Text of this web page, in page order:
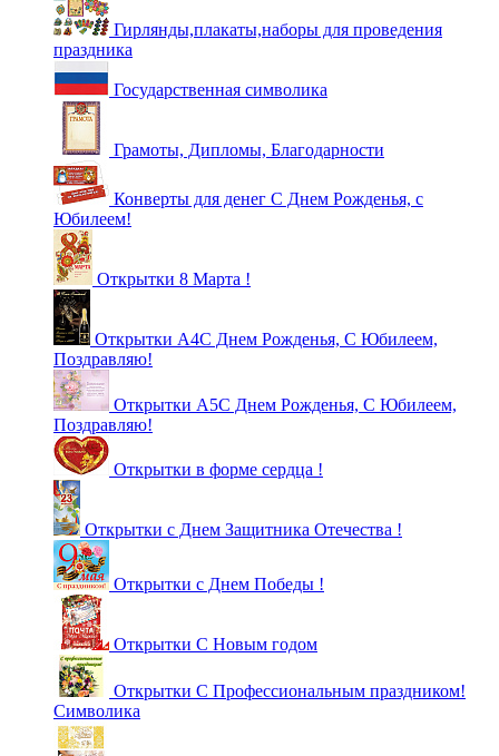
Гирлянды,плакаты,наборы для проведения
праздника
Государственная символика
Грамоты, Дипломы, Благодарности
Конверты для денег С Днем Рожденья, с
Юбилеем!
Открытки 8 Марта !
Открытки А4С Днем Рожденья, С Юбилеем,
Поздравляю!
Открытки А5С Днем Рожденья, С Юбилеем,
Поздравляю!
Открытки в форме сердца !
Открытки с Днем Защитника Отечества !
Открытки с Днем Победы !
Открытки С Новым годом
Открытки С Профессиональным праздником!
Символика